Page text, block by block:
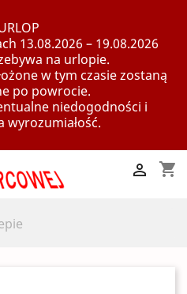
13.08.2026 – 19.08.2026
na urlopie.
w tym czasie zostaną
po powrocie.
niedogodności i
wyrozumiałość.
shopping_cart
